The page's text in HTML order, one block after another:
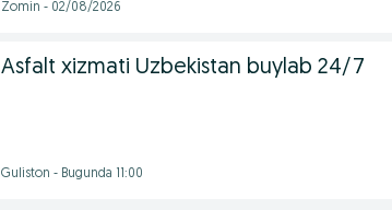
Zomin - 02/08/2026
Asfalt xizmati Uzbekistan buylab 24/7
Guliston - Bugunda 11:00